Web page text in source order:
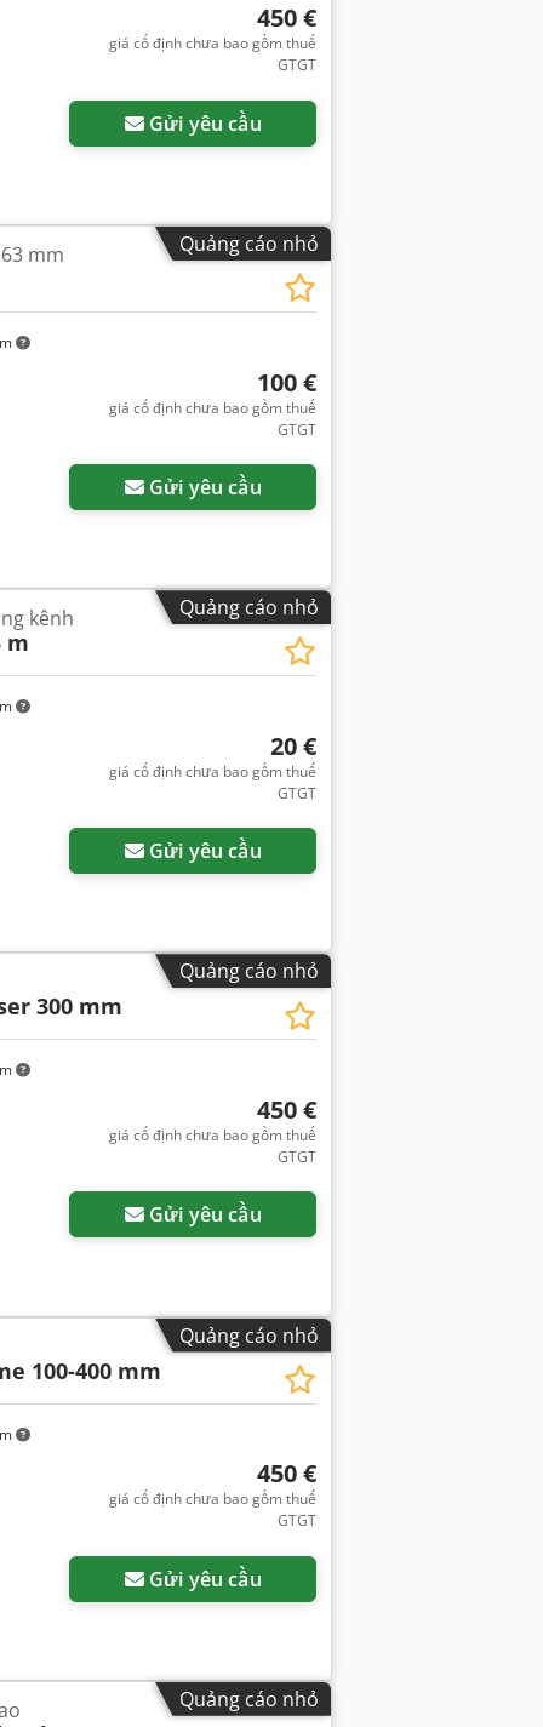
450 €
giá cố định chưa bao gồm thuế
GTGT
Gửi yêu cầu
Quảng cáo nhỏ
Yêu cầu thêm hình ảnh
mm
100 €
giá cố định chưa bao gồm thuế
GTGT
Gửi yêu cầu
Quảng cáo nhỏ
kênh
m
20 €
giá cố định chưa bao gồm thuế
GTGT
Gửi yêu cầu
Quảng cáo nhỏ
300 mm
450 €
giá cố định chưa bao gồm thuế
GTGT
Gửi yêu cầu
Quảng cáo nhỏ
100-400 mm
450 €
giá cố định chưa bao gồm thuế
GTGT
Gửi yêu cầu
Quảng cáo nhỏ